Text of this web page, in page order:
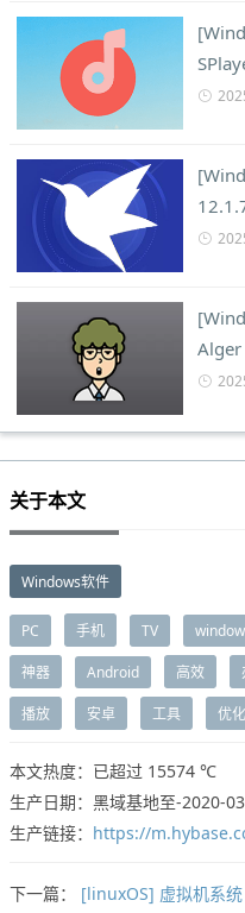
Alger
关于本文
Windows软件
PC 手机 TV
神器 Android 高效
播放 安卓 工具 优化
本文热度：已超过 15574 ℃
生产日期：黑域基地至-2020-
生产链接： https://
下一篇： [linuxOS] 虚拟机系